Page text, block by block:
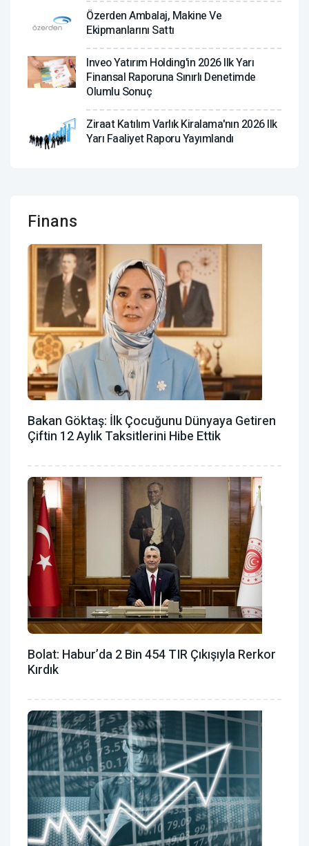
Özerden Ambalaj, Makine Ve
Ekipmanlarını Sattı
Inveo Yatırım Holding'in 2026 Ilk Yarı
Finansal Raporuna Sınırlı Denetimde
Olumlu Sonuç
Ziraat Katılım Varlık Kiralama'nın 2026 Ilk
Yarı Faaliyet Raporu Yayımlandı
Finans
Bakan Göktaş: İlk Çocuğunu Dünyaya Getiren
Çiftin 12 Aylık Taksitlerini Hibe Ettik
Bolat: Habur’da 2 Bin 454 TIR Çıkışıyla Rerkor
Kırdık